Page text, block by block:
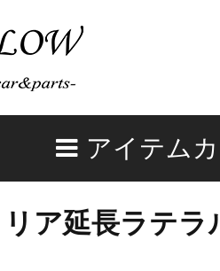
アイテム
ア延長ラテ